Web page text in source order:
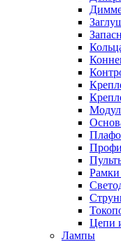
Рамки
Цепи
Лампы